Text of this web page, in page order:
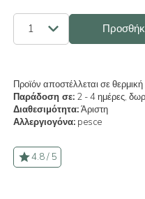
Προϊόν αποστέλλεται σε
Παράδοση σε: 2 - 4 ημέρες,
Διαθεσιμότητα:Άριστη
Αλλεργιογόνα: pesce
4.8 / 5